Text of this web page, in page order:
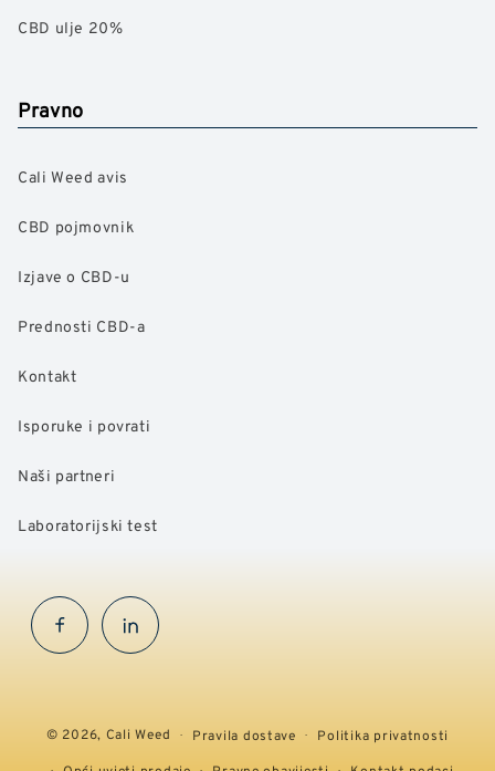
CBD ulje 20%
Pravno
Cali Weed avis
CBD pojmovnik
Izjave o CBD-u
Prednosti CBD-a
Kontakt
Isporuke i povrati
Naši partneri
Laboratorijski test
FacebookInstaGram
© 2026, Cali Weed Pravila dostave
Politika privatnosti